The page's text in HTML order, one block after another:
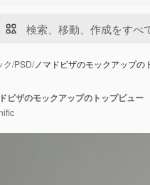
ク/PSD/ノマドビザのモックアップの
ビザのモックアップのトップビュー